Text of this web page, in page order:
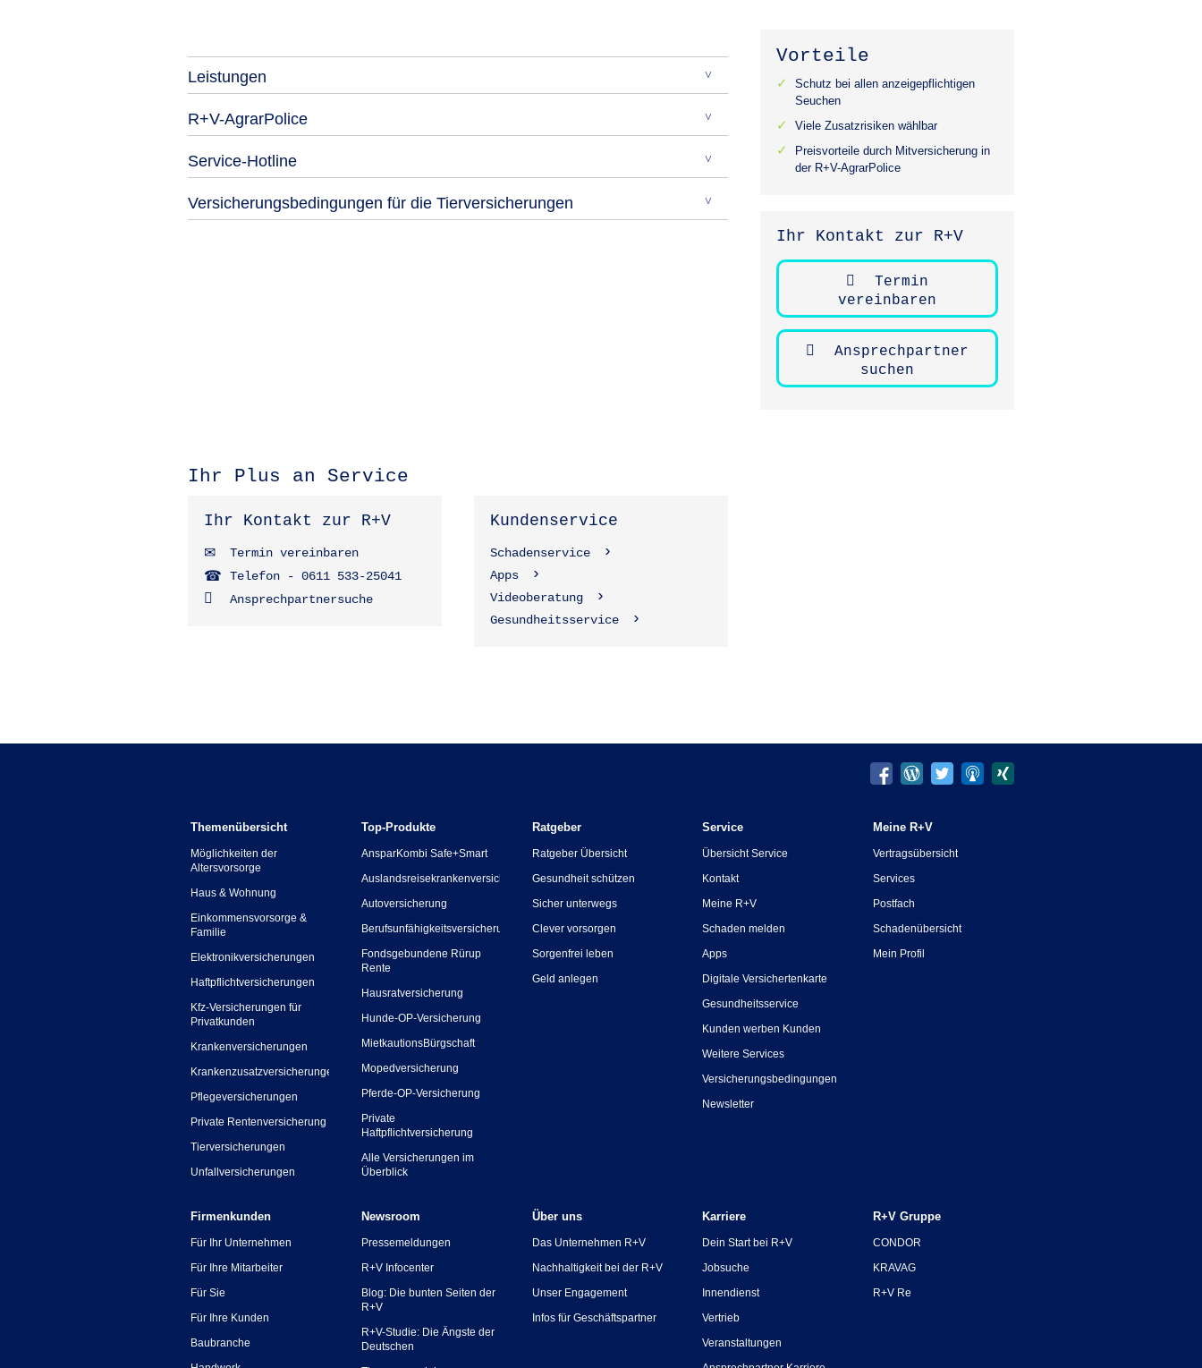
Leistungen
R+V-AgrarPolice
Service-Hotline
Versicherungsbedingungen für die Tierversicherungen
Vorteile
Schutz bei allen anzeigepflichtigen
Seuchen
Viele Zusatzrisiken wählbar
Preisvorteile durch Mitversicherung in
der R+V-AgrarPolice
Ihr Kontakt zur R+V
Termin
vereinbaren
Ansprechpartner
suchen
Ihr Plus an Service
Ihr Kontakt zur R+V
Termin vereinbaren
Telefon - 0611 533-25041
Ansprechpartnersuche
Kundenservice
Schadenservice
Apps
Videoberatung
Gesundheitsservice
Themenübersicht
Möglichkeiten der
Altersvorsorge
Haus & Wohnung
Einkommensvorsorge &
Familie
Elektronikversicherungen
Haftpflichtversicherungen
Kfz-Versicherungen für
Privatkunden
Krankenversicherungen
Krankenzusatzversicherungen
Pflegeversicherungen
Private Rentenversicherung
Tierversicherungen
Unfallversicherungen
Top-Produkte
AnsparKombi Safe+Smart
Auslandsreisekrankenversicherung
Autoversicherung
Berufsunfähigkeitsversicherung
Fondsgebundene Rürup
Rente
Hausratversicherung
Hunde-OP-Versicherung
MietkautionsBürgschaft
Mopedversicherung
Pferde-OP-Versicherung
Private
Haftpflichtversicherung
Alle Versicherungen im
Überblick
Ratgeber
Ratgeber Übersicht
Gesundheit schützen
Sicher unterwegs
Clever vorsorgen
Sorgenfrei leben
Geld anlegen
Service
Übersicht Service
Kontakt
Meine R+V
Schaden melden
Apps
Digitale Versichertenkarte
Gesundheitsservice
Kunden werben Kunden
Weitere Services
Versicherungsbedingungen
Newsletter
Meine R+V
Vertragsübersicht
Services
Postfach
Schadenübersicht
Mein Profil
Firmenkunden
Für Ihr Unternehmen
Für Ihre Mitarbeiter
Für Sie
Für Ihre Kunden
Baubranche
Newsroom
Pressemeldungen
R+V Infocenter
Blog: Die bunten Seiten der
R+V
R+V-Studie: Die Ängste der
Deutschen
Über uns
Das Unternehmen R+V
Nachhaltigkeit bei der R+V
Unser Engagement
Infos für Geschäftspartner
Karriere
Dein Start bei R+V
Jobsuche
Innendienst
Vertrieb
Veranstaltungen
R+V Gruppe
CONDOR
KRAVAG
R+V Re